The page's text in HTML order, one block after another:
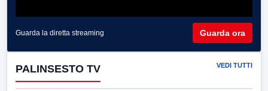
Guarda la diretta streaming Guarda ora
PALINSESTO TV VEDI TUTTI